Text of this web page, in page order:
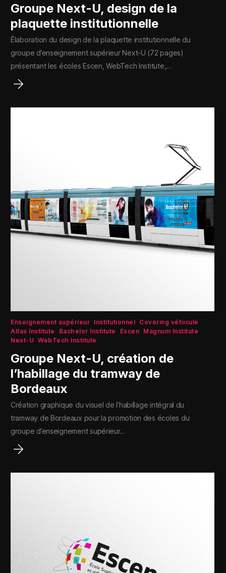
Groupe Next-U, design de la
plaquette institutionnelle
Élaboration du design de la plaquette institutionnelle du
groupe d’enseignement supérieur Next-U (72 pages)
présentant les écoles Escen, WebTech Institute,…
Enseignement supérieur Institutionnel Covering véhicule
Atlas Institute
Bachelor Institute Escen Magnum Institute
Next-U WebTech Institute
Groupe Next-U, création de
l’habillage du tramway de
Bordeaux
Création graphique du visuel de l’habillage intégral du
tramway de Bordeaux pour la promotion des écoles du
groupe d’enseignement supérieur…